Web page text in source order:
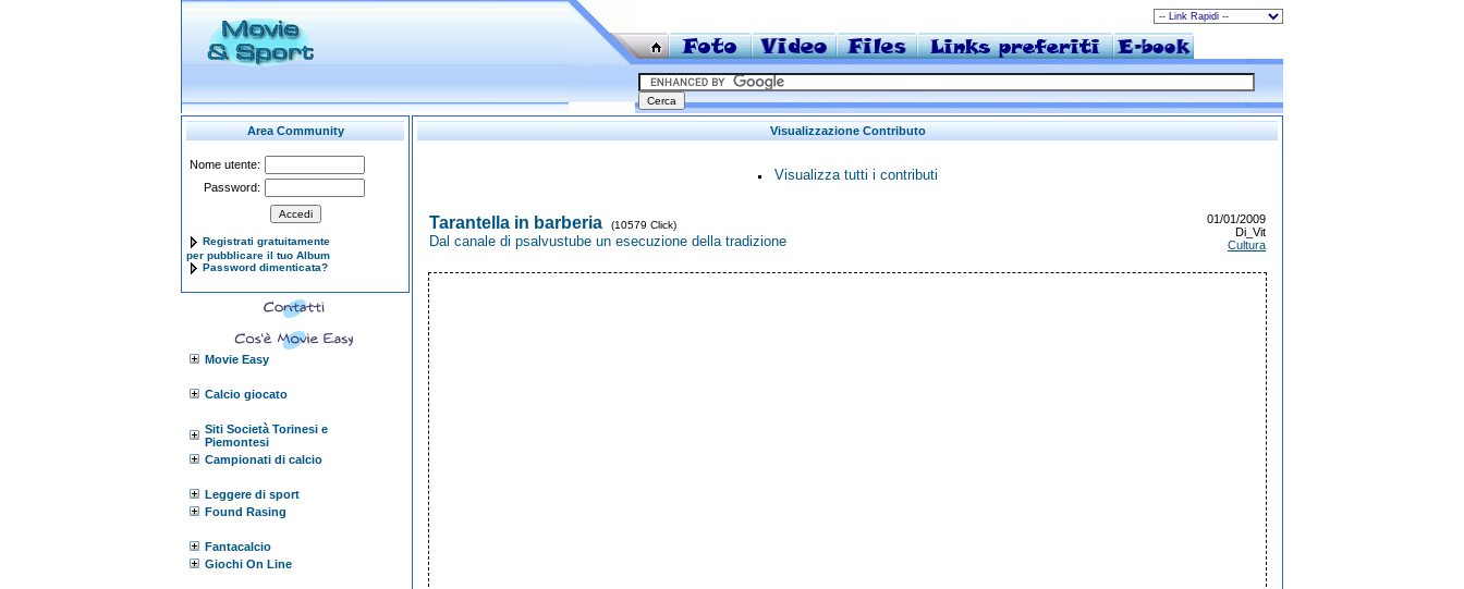
Area Community
Nome utente:
Password:
Registrati gratuitamente
per pubblicare il tuo Album
Password dimenticata?
Movie Easy
Calcio giocato
Siti Società Torinesi e
Piemontesi
Campionati di calcio
Leggere di sport
Found Rasing
Fantacalcio
Giochi On Line
Visualizzazione Contributo
Visualizza tutti i contributi
Tarantella in barberia (10579 Click)
Dal canale di psalvustube un esecuzione della tradizione
01/01/2009
Di_Vit
Cultura